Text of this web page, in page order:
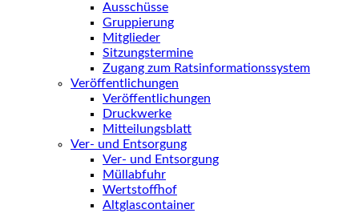
Ausschüsse
Gruppierung
Mitglieder
Sitzungstermine
Zugang zum Ratsinformationssystem
Veröffentlichungen
Veröffentlichungen
Druckwerke
Mitteilungsblatt
Ver- und Entsorgung
Ver- und Entsorgung
Müllabfuhr
Wertstoffhof
Altglascontainer